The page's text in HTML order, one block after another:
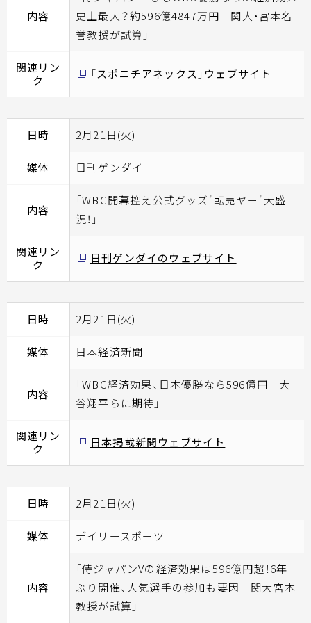
内容
史上最大？約596億4847万円 関大・宮本名
誉教授が試算」
関連リン
ク
「スポニチアネックス」ウェブサイト
日時 2月21日(火)
媒体 日刊ゲンダイ
内容
「WBC開幕控え公式グッズ"転売ヤー"大盛
況！」
関連リン
ク
日刊ゲンダイのウェブサイト
日時 2月21日(火)
媒体 日本経済新聞
内容
「WBC経済効果、日本優勝なら596億円 大
谷翔平らに期待」
関連リン
ク
日本掲載新聞ウェブサイト
日時 2月21日(火)
媒体 デイリースポーツ
内容
「侍ジャパンVの経済効果は596億円超！6年
ぶり開催、人気選手の参加も要因 関大宮本
教授が試算」